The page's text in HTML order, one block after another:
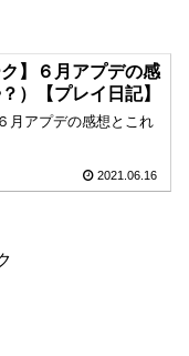
ク】６月アプデの感
）【プレイ日記】
月アプデの感想とこれ
2021.06.16